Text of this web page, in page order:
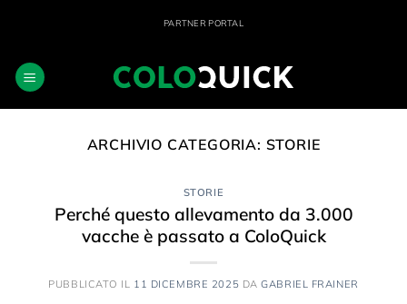
PARTNER PORTAL
ARCHIVIO CATEGORIA: STORIE
STORIE
Perché questo allevamento da 3.000
vacche è passato a ColoQuick
PUBBLICATO IL 11 DICEMBRE 2025 DAGABRIEL FRAINER